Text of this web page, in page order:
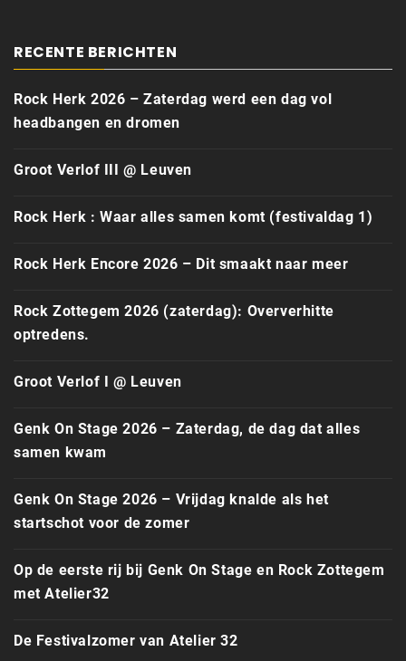
RECENTE BERICHTEN
Rock Herk 2026 – Zaterdag werd een dag vol
headbangen en dromen
Groot Verlof III @ Leuven
Rock Herk : Waar alles samen komt (festivaldag 1)
Rock Herk Encore 2026 – Dit smaakt naar meer
Rock Zottegem 2026 (zaterdag): Oververhitte
optredens.
Groot Verlof I @ Leuven
Genk On Stage 2026 – Zaterdag, de dag dat alles
samen kwam
Genk On Stage 2026 – Vrijdag knalde als het
startschot voor de zomer
Op de eerste rij bij Genk On Stage en Rock Zottegem
met Atelier32
De Festivalzomer van Atelier 32